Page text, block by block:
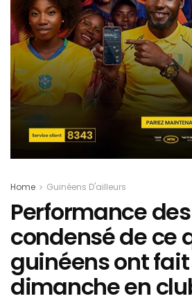
Home Guinéens D'ailleurs
Performance
condensé de ce
guinéens ont
dimanche en